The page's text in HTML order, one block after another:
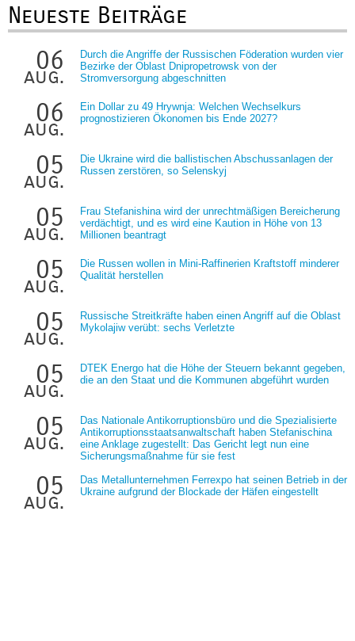
Neueste Beiträge
06
aug.
Durch die Angriffe der Russischen Föderation wurden vier
Bezirke der Oblast Dnipropetrowsk von der
Stromversorgung abgeschnitten
06
aug.
Ein Dollar zu 49 Hrywnja: Welchen Wechselkurs
prognostizieren Ökonomen bis Ende 2027?
05
aug.
Die Ukraine wird die ballistischen Abschussanlagen der
Russen zerstören, so Selenskyj
05
aug.
Frau Stefanishina wird der unrechtmäßigen Bereicherung
verdächtigt, und es wird eine Kaution in Höhe von 13
Millionen beantragt
05
aug.
Die Russen wollen in Mini-Raffinerien Kraftstoff minderer
Qualität herstellen
05
aug.
Russische Streitkräfte haben einen Angriff auf die Oblast
Mykolajiw verübt: sechs Verletzte
05
aug.
DTEK Energo hat die Höhe der Steuern bekannt gegeben,
die an den Staat und die Kommunen abgeführt wurden
05
aug.
Das Nationale Antikorruptionsbüro und die Spezialisierte
Antikorruptionsstaatsanwaltschaft haben Stefanischina
eine Anklage zugestellt: Das Gericht legt nun eine
Sicherungsmaßnahme für sie fest
05
aug.
Das Metallunternehmen Ferrexpo hat seinen Betrieb in der
Ukraine aufgrund der Blockade der Häfen eingestellt